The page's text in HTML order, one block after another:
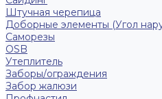
Штучная черепица
Доборные элементы (Угол
Саморезы
OSB
Утеплитель
Заборы/ограждения
Забор жалюзи